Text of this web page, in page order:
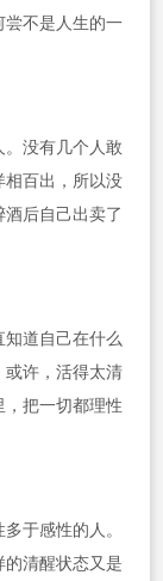
尝不是人生的一
没有几个人敢
相百出，所以没
后自己出卖了
道自己在什么
或许，活得太清
把一切都理性
于感性的人。
清醒状态又是